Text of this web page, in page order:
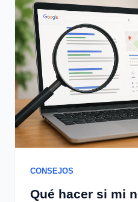
CONSEJOS
Qué hacer si mi